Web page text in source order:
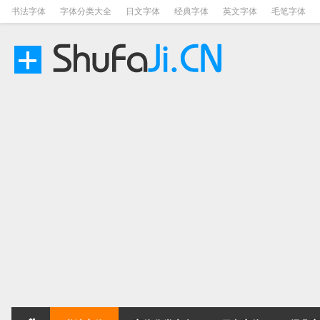
书法字体 字体分类大全 日文字体 经典字体 英文字体 毛笔字体